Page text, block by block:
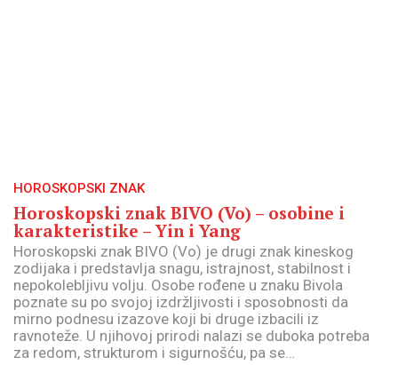
HOROSKOPSKI ZNAK
Horoskopski znak BIVO (Vo) – osobine i
karakteristike – Yin i Yang
Horoskopski znak BIVO (Vo) je drugi znak kineskog
zodijaka i predstavlja snagu, istrajnost, stabilnost i
nepokolebljivu volju. Osobe rođene u znaku Bivola
poznate su po svojoj izdržljivosti i sposobnosti da
mirno podnesu izazove koji bi druge izbacili iz
ravnoteže. U njihovoj prirodi nalazi se duboka potreba
za redom, strukturom i sigurnošću, pa se…